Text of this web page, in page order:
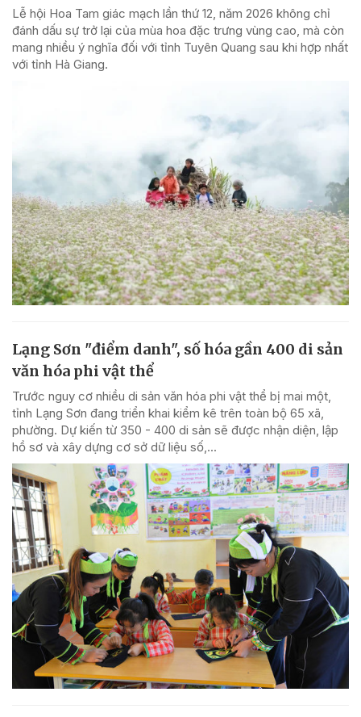
Lễ hội Hoa Tam giác mạch lần thứ 12, năm 2026 không chỉ
đánh dấu sự trở lại của mùa hoa đặc trưng vùng cao, mà còn
mang nhiều ý nghĩa đối với tỉnh Tuyên Quang sau khi hợp nhất
với tỉnh Hà Giang.
Lạng Sơn "điểm danh", số hóa gần 400 di sản
văn hóa phi vật thể
Trước nguy cơ nhiều di sản văn hóa phi vật thể bị mai một,
tỉnh Lạng Sơn đang triển khai kiểm kê trên toàn bộ 65 xã,
phường. Dự kiến từ 350 - 400 di sản sẽ được nhận diện, lập
hồ sơ và xây dựng cơ sở dữ liệu số,...